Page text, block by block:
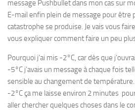
message Pushbullet dans mon cas sur
E-mail enfin plein de message pour être
catastrophe se produise. Je vais vous
vous expliquer comment faire un peu
Pourquoi j’ai mis -2°C, car dès que
-5°C j’avais un message à chaque fois
sensible au changement de
-2°C ça me laisse environ 2 minutes
aller chercher quelques choses dans le